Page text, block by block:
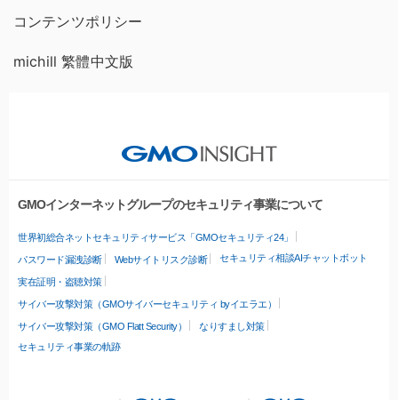
コンテンツポリシー
michill 繁體中文版
GMOインターネットグループのセキュリティ事業について
世界初総合ネットセキュリティサービス「GMOセキュリティ24」
パスワード漏洩診断 Webサイトリスク診断 セキュリティ相談AIチャットボット
実在証明・盗聴対策
サイバー攻撃対策（GMOサイバーセキュリティ byイエラエ）
サイバー攻撃対策（GMO Flatt Security）
なりすまし対策
セキュリティ事業の軌跡